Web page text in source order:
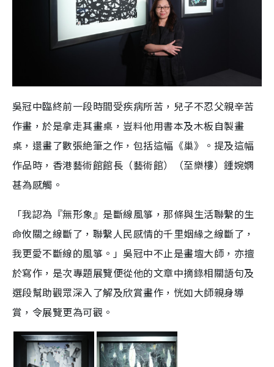
吳冠中臨終前一段時間受疾病所苦，兒子不忍父親辛苦
作畫，於是拿走其畫桌，豈料他用書本及木板自製畫
桌，還畫了數張絶筆之作，包括這幅《巢》。提及這幅
作品時，香港藝術館館長（藝術館）（至樂樓）鍾婉嫻
甚為感觸。
「我認為『無形象』是斷線風箏，那條與生活聯繫的生
命攸關之線斷了，聯繫人民感情的千里姻緣之線斷了，
我更愛不斷線的風箏。」吳冠中不止是畫壇大師，亦擅
於寫作，是次專題展覽便從他的文章中摘錄相關語句及
選段幫助觀眾深入了解及欣賞畫作，恍如大師親身導
賞，令展覽更為可觀。